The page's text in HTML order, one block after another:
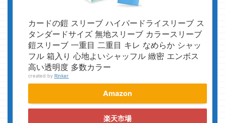
カードの鎧 スリーブ ハイパードライスリーブ ス
タンダードサイズ 無地スリーブ カラースリーブ
鎧スリーブ 一重目 二重目 キレ なめらか シャッ
フル 箱入り 心地よいシャッフル 緻密 エンボス
高い透明度 多数カラー
created by Rinker
Amazon
楽天市場